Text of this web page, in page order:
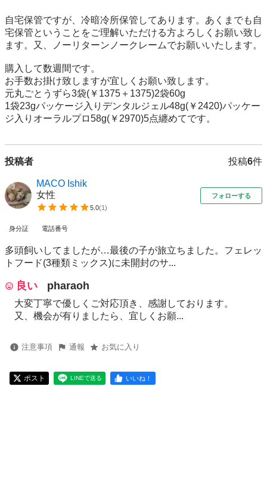
自宅保管ですが、冷暗冷所保管してあります。あくまでも自
宅保管ということをご理解いただける方よろしくお願い致し
ます。又、ノーリターンノークレームでお願いいたします。
購入して数週間です。
お手数お掛け致しますが宜しくお願い致します。
元丸ごとうずら3袋(￥1375＋1375)2袋60g
1袋23gパッケージ入りデンタルジェル48g(￥2420)パッケー
ジ入りオーラルプロ58g(￥2970)5点纏めてです。
投稿者 投稿6件
MACO Ishik
女性
5.0(1)
フォローする
身分証 電話番号
多頭飼いしてましたが…最後の子が旅立ちました。フェレッ
トフード(3種類ミックス)に未開封のサ...
良い pharaoh
大変丁寧で優しくご対応頂き、感謝しております。
又、機会が有りましたら、宜しくお願...
注意事項 通報 お気に入り
ポスト LINEで送る いいね！